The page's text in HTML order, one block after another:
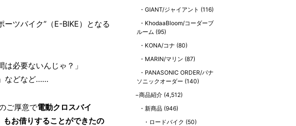
ツバイク”（E-BIKE）となる
必要ないんじゃ？」
などなど……
ご厚意で電動クロスバイ
お借りすることができたの
GIANT/ジャイアント (116)
KhodaaBloom/コーダーブ
ルーム (95)
KONA/コナ (80)
MARIN/マリン (87)
PANASONIC ORDER/パナ
ソニックオーダー (140)
商品紹介 (4,512)
新商品 (946)
ロードバイク (50)